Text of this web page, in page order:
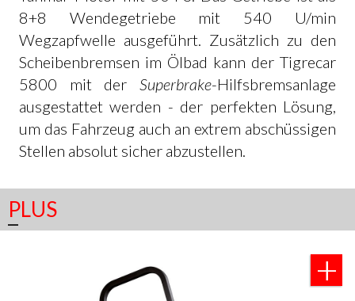
8+8 Wendegetriebe mit 540 U/min
Wegzapfwelle ausgeführt. Zusätzlich zu den
Scheibenbremsen im Ölbad kann der Tigrecar
5800 mit der Superbrake-Hilfsbremsanlage
ausgestattet werden - der perfekten Lösung,
um das Fahrzeug auch an extrem abschüssigen
Stellen absolut sicher abzustellen.
PLUS